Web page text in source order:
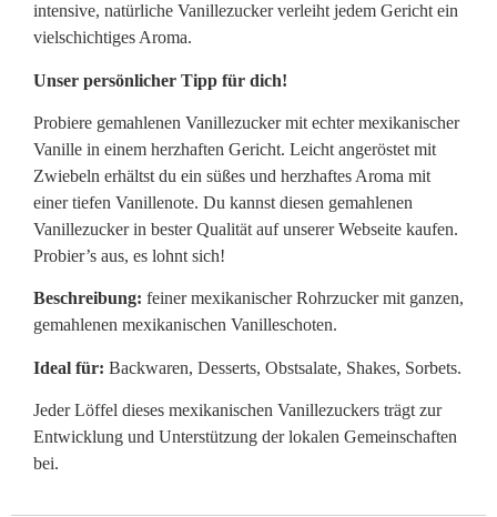
intensive, natürliche Vanillezucker verleiht jedem Gericht ein
vielschichtiges Aroma.
Unser persönlicher Tipp für dich!
Probiere gemahlenen Vanillezucker mit echter mexikanischer
Vanille in einem herzhaften Gericht. Leicht angeröstet mit
Zwiebeln erhältst du ein süßes und herzhaftes Aroma mit
einer tiefen Vanillenote. Du kannst diesen gemahlenen
Vanillezucker in bester Qualität auf unserer Webseite kaufen.
Probier’s aus, es lohnt sich!
Beschreibung: feiner mexikanischer Rohrzucker mit ganzen,
gemahlenen mexikanischen Vanilleschoten.
Ideal für: Backwaren, Desserts, Obstsalate, Shakes, Sorbets.
Jeder Löffel dieses mexikanischen Vanillezuckers trägt zur
Entwicklung und Unterstützung der lokalen Gemeinschaften
bei.